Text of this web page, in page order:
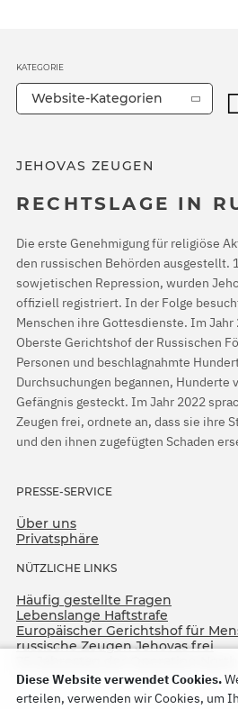
JEHOVAS ZEUGEN
RECHTSLAGE IN
Die erste Genehmigung für religiöse
den russischen Behörden ausgestellt.
sowjetischen Repression, wurden
offiziell registriert. In der Folge
Menschen ihre Gottesdienste. Im
Oberste Gerichtshof der Russischen
Personen und beschlagnahmte
Durchsuchungen begannen, Hunderte
Gefängnis gesteckt. Im Jahr 2022
Zeugen frei, ordnete an, dass sie ihre
und den ihnen zugefügten Schaden
PRESSE-SERVICE
Über uns
Privatsphäre
NÜTZLICHE LINKS
Häufig gestellte Fragen
Lebenslange Haftstrafe
Europäischer Gerichtshof für
russische Zeugen Jehovas frei
KATEGORIE
Website-Kategorien
Diese Website verwendet Cookies.
erteilen, verwenden wir Cookies, um